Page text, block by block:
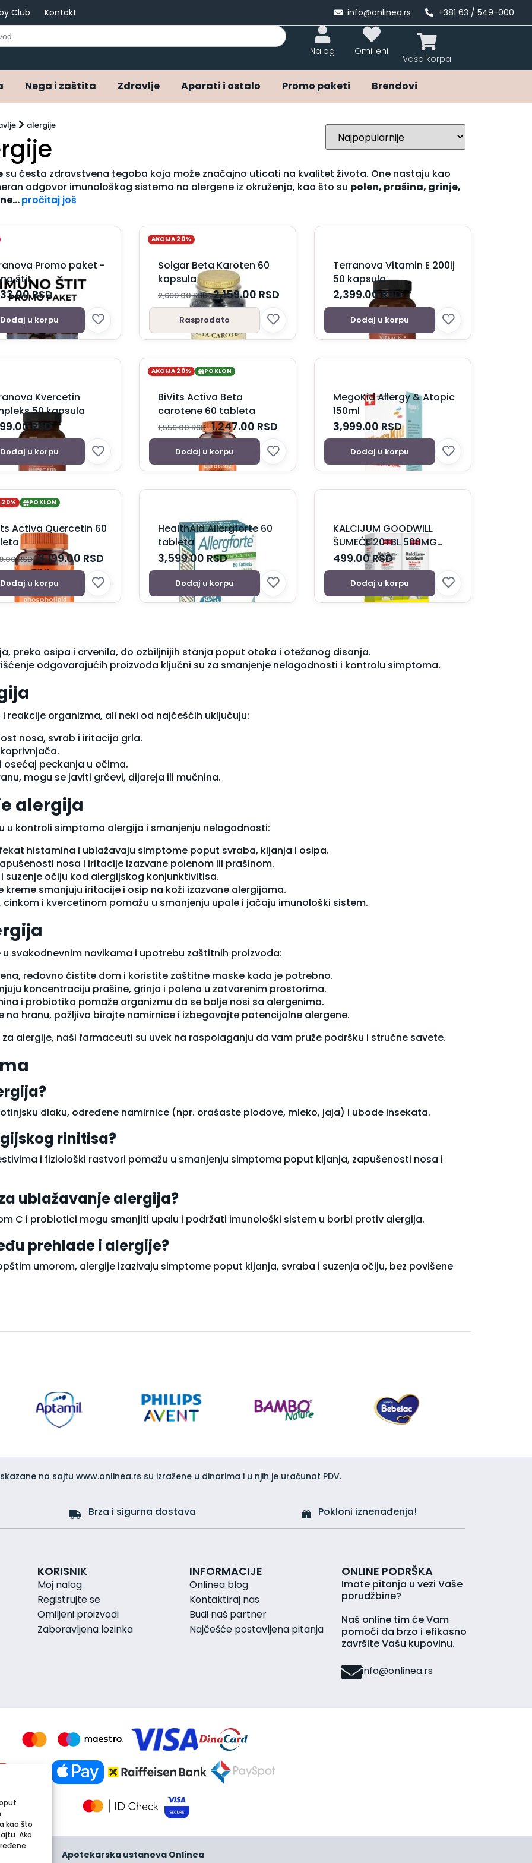
kao što
Ako
Club Kontakt info@onlinea.rs +381 63 / 549-000
Nalog Omiljeni
Nega i zaštita Zdravlje Aparati i ostalo Promo paketi
Brendovi
alergije
su česta zdravstvena tegoba koja može značajno uticati na kvalitet života. One nastaju kao
odgovor imunološkog sistema na alergene iz okruženja, kao što su polen, prašina, grinje,
pročitaj još
Promo paket -
štit
RSD
Dodaj u korpu
AKCIJA 20%
Solgar Beta Karoten 60
kapsula
2,699.00RSD 2,159.00 RSD
Rasprodato
Terranova Vitamin E 200ij
50 kapsula
2,399.00RSD
Dodaj u korpu
Kvercetin
50 kapsula
RSD
Dodaj u korpu
AKCIJA 20% POKLON
BiVits Activa Beta
carotene 60 tableta
1,559.00RSD 1,247.00 RSD
Dodaj u korpu
MegoKid Allergy & Atopic
150ml
3,999.00 RSD
Dodaj u korpu
20% POKLON
Activa Quercetin 60
RSD 3,199.00 RSD
Dodaj u korpu
HealthAid Allergforte 60
tableta
3,599.00 RSD
Dodaj u korpu
KALCIJUM GOODWILL
ŠUMEĆE 20TBL 500MG
1+1gratis
499.00RSD
Dodaj u korpu
preko osipa i crvenila, do ozbiljnijih stanja poput otoka i otežanog disanja.
odgovarajućih proizvoda ključni su za smanjenje nelagodnosti i kontrolu simptoma.
organizma, ali neki od najčešćih uključuju:
nosa, svrab i iritacija grla.
osećaj peckanja u očima.
mogu se javiti grčevi, dijareja ili mučnina.
alergija
u kontroli simptoma alergija i smanjenju nelagodnosti:
histamina i ublažavaju simptome poput svraba, kijanja i osipa.
nosa i iritacije izazvane polenom ili prašinom.
suzenje očiju kod alergijskog konjunktivitisa.
kreme smanjuju iritacije i osip na koži izazvane alergijama.
cinkom i kvercetinom pomažu u smanjenju upale i jačaju imunološki sistem.
svakodnevnim navikama i upotrebu zaštitnih proizvoda:
redovno čistite dom i koristite zaštitne maske kada je potrebno.
koncentraciju prašine, grinja i polena u zatvorenim prostorima.
i probiotika pomaže organizmu da se bolje nosi sa alergenima.
na hranu, pažljivo birajte namirnice i izbegavajte potencijalne alergene.
alergije, naši farmaceuti su uvek na raspolaganju da vam pruže podršku i stručne savete.
dlaku, određene namirnice (npr. orašaste plodove, mleko, jaja) i ubode insekata.
rinitisa?
i fiziološki rastvori pomažu u smanjenju simptoma poput kijanja, zapušenosti nosa i
ublažavanje alergija?
C i probiotici mogu smanjiti upalu i podržati imunološki sistem u borbi protiv alergija.
prehlade i alergije?
umorom, alergije izazivaju simptome poput kijanja, svraba i suzenja očiju, bez povišene
na sajtu www.onlinea.rs su izražene u dinarima i u njih je uračunat PDV.
Brza i sigurna dostava Pokloni iznenađenja!
KORISNIK
Moj nalog
Registrujte se
Omiljeni proizvodi
Zaboravljena lozinka
INFORMACIJE
Onlinea blog
Kontaktiraj nas
Budi naš partner
Najčešće postavljena pitanja
ONLINE PODRŠKA
Imate pitanja u vezi Vaše
porudžbine?
Naš online tim će Vam
pomoći da brzo i efikasno
završite Vašu kupovinu.
info@onlinea.rs
Apotekarska ustanova Onlinea